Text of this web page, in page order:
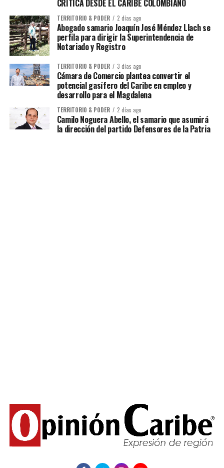
CRÍTICA DESDE EL CARIBE COLOMBIANO
TERRITORIO & PODER 2 días ago
Abogado samario Joaquín José Méndez Llach se
perfila para dirigir la Superintendencia de
Notariado y Registro
TERRITORIO & PODER 3 días ago
Cámara de Comercio plantea convertir el
potencial gasífero del Caribe en empleo y
desarrollo para el Magdalena
TERRITORIO & PODER 2 días ago
Camilo Noguera Abello, el samario que asumirá
la dirección del partido Defensores de la Patria